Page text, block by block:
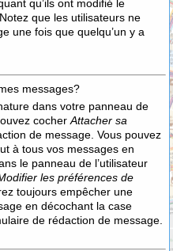
qu’ils ont modifié le
que les utilisateurs ne
une fois que quelqu’un y a
messages?
dans votre panneau de
cocher Attacher sa
de message. Vous pouvez
à tous vos messages en
le panneau de l’utilisateur
les préférences de
toujours empêcher une
en décochant la case
de rédaction de message.